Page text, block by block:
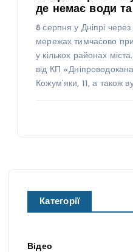
де немає води
8 серпня у Дніпрі
мережах тимчасово
у кількох районах
від КП
Кожум’яки, 11, а також
Категорії
Відео